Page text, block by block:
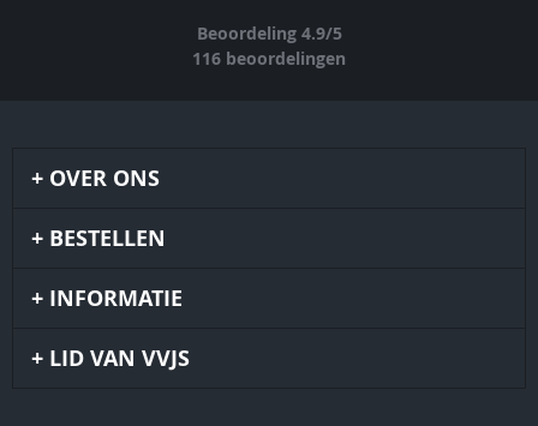
Beoordeling 4.9/5
116 beoordelingen
OVER ONS
BESTELLEN
INFORMATIE
LID VAN VVJS